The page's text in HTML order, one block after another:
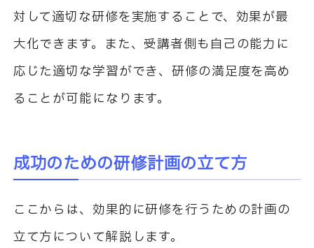
対して適切な研修を実施することで、効果が最
大化できます。また、受講者側も自己の能力に
応じた適切な学習ができ、研修の満足度を高め
ることが可能になります。
成功のための研修計画の立て方
ここからは、効果的に研修を行うための計画の
立て方について解説します。